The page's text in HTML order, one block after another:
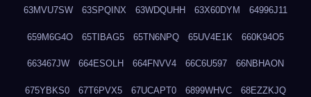
63MVU7SW 63SPQINX 63WDQUHH 63X60DYM 64996J11
659M6G4O 65TIBAG5 65TN6NPQ 65UV4E1K 660K94O5
663467JW 664ESOLH 664FNVV4 66C6U597 66NBHAON
675YBKS0 67T6PVX5 67UCAPT0 6899WHVC 68EZZKJQ